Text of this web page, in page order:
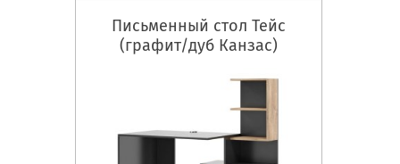
Письменный стол Тейс
(графит/дуб Канзас)